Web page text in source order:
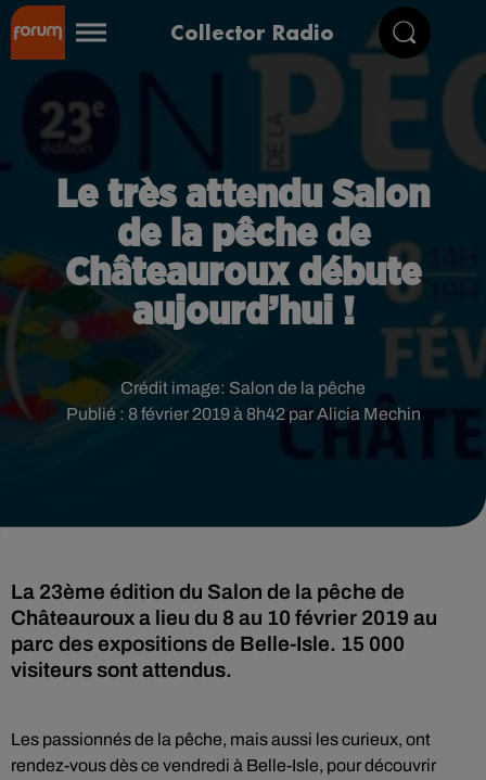
Collector Radio
Le très attendu Salon
de la pêche de
Châteauroux débute
aujourd’hui !
Publié : 8 février 2019 à 8h42 par Alicia Mechin
Crédit image: Salon de la pêche
La 23ème édition du Salon de la pêche de
Châteauroux a lieu du 8 au 10 février 2019 au
parc des expositions de Belle-Isle. 15 000
visiteurs sont attendus.
Les passionnés de la pêche, mais aussi les curieux, ont
rendez-vous dès ce vendredi à Belle-Isle, pour découvrir